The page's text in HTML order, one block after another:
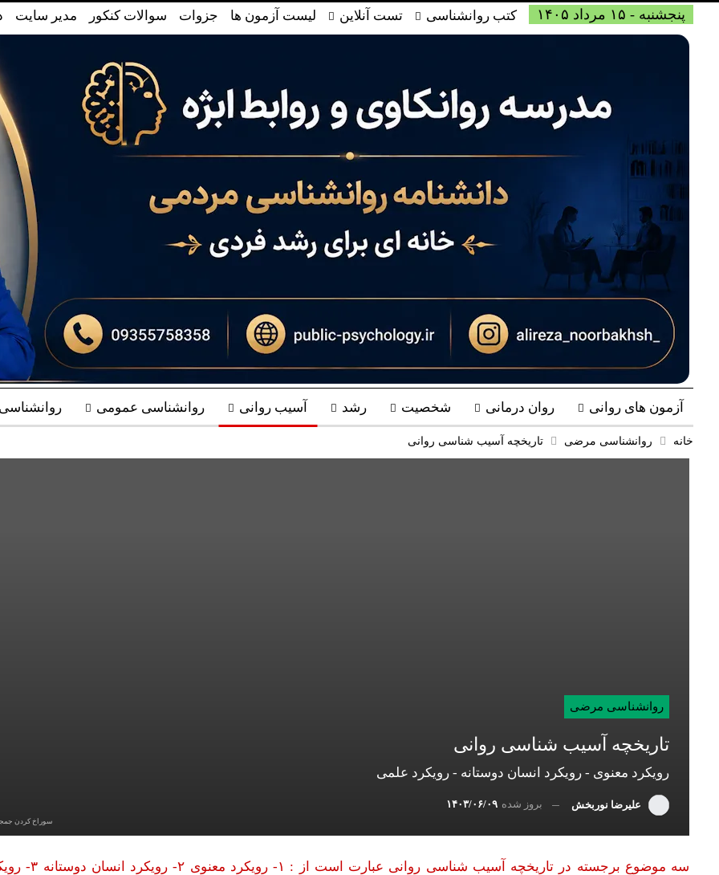
پنجشنبه - ۱۵ مرداد ۱۴۰۵ کتب روانشناسی تست آنلاین لیست آزمون ها جزوات سوالات کنکور مدیر سایت
آزمون های روانی روان درمانی شخصیت رشد آسیب روانی روانشناسی عمومی روانشناسی
خانه روانشناسی مرضی تاریخچه آسیب شناسی روانی
روانشناسی مرضی
تاریخچه آسیب شناسی روانی
رویکرد معنوی - رویکرد انسان دوستانه - رویکرد علمی
علیرضا نوربخش بروز شده ۱۴۰۳/۰۶/۰۹
سوراخ کردن
سه موضوع برجسته در تاریخچه آسیب شناسی روانی عبارت است از : ۱-